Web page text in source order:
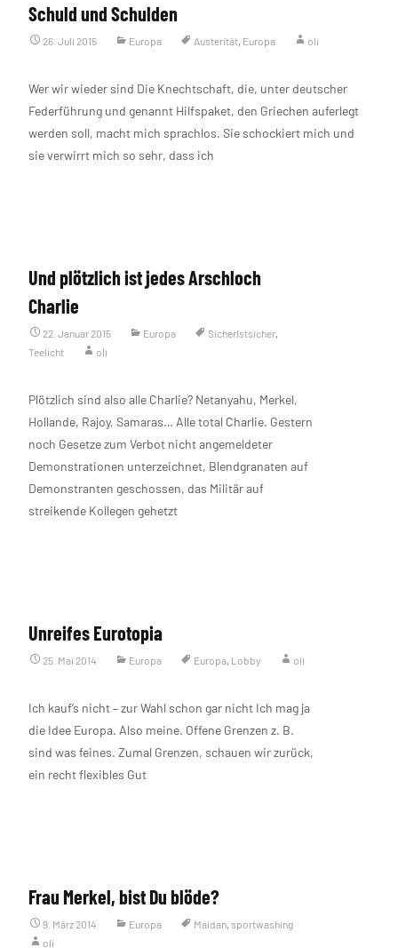
Schuld und Schulden
26. Juli 2015 Europa Austerität Europa oli
Wer wir wieder sind Die Knechtschaft, die, unter deutscher
Federführung und genannt Hilfspaket, den Griechen auferlegt
werden soll, macht mich sprachlos. Sie schockiert mich und
sie verwirrt mich so sehr, dass ich
Und plötzlich ist jedes Arschloch
Charlie
22. Januar 2015 Europa SicherIstsicher
Teelicht
oli
Plötzlich sind also alle Charlie? Netanyahu, Merkel,
Hollande, Rajoy, Samaras… Alle total Charlie. Gestern
noch Gesetze zum Verbot nicht angemeldeter
Demonstrationen unterzeichnet, Blendgranaten auf
Demonstranten geschossen, das Militär auf
streikende Kollegen gehetzt
Unreifes Eurotopia
25. Mai 2014 Europa Europa Lobby oli
Ich kauf’s nicht – zur Wahl schon gar nicht Ich mag ja
die Idee Europa. Also meine. Offene Grenzen z. B.
sind was feines. Zumal Grenzen, schauen wir zurück,
ein recht flexibles Gut
Frau Merkel, bist Du blöde?
9. März 2014 Europa Maidan sportwashing
oli